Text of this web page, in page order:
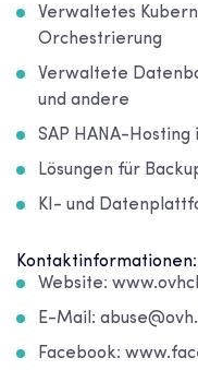
Verwaltetes
Orchestrierung
Verwaltete
und andere
SAP HANA-
Lösungen für
KI- und
Kontaktinformationen:
Website:
E-Mail:
Facebook: